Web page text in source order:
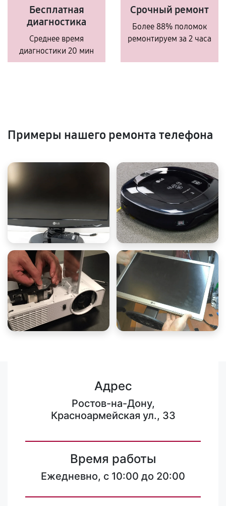
Бесплатная
диагностика
Среднее время
диагностики 20 мин
Срочный ремонт
Более 88% поломок
ремонтируем за 2 часа
Примеры нашего ремонта телефона
Адрес
Ростов-на-Дону,
Красноармейская ул., 33
Время работы
Ежедневно, с 10:00 до 20:00